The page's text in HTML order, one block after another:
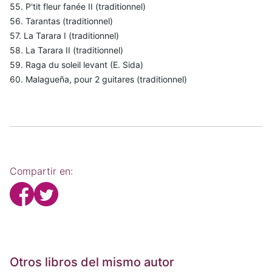
55. P'tit fleur fanée II (traditionnel)
56. Tarantas (traditionnel)
57. La Tarara I (traditionnel)
58. La Tarara II (traditionnel)
59. Raga du soleil levant (E. Sida)
60. Malagueña, pour 2 guitares (traditionnel)
Compartir en:
Otros libros del mismo autor